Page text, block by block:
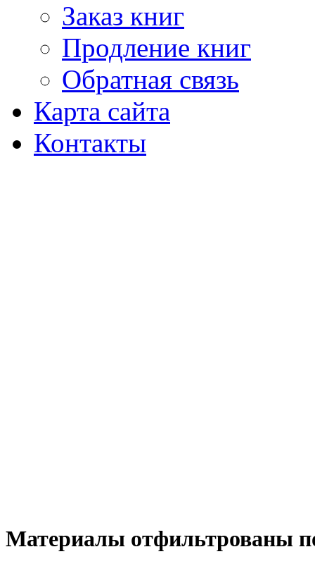
Заказ книг
Продление книг
Обратная связь
Карта сайта
Контакты
Материалы отфильтрованы